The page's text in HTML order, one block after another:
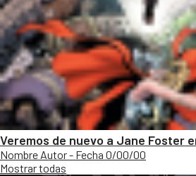
Veremos de nuevo a Jane Foster
Nombre Autor - Fecha 0/00/00
Mostrar todas